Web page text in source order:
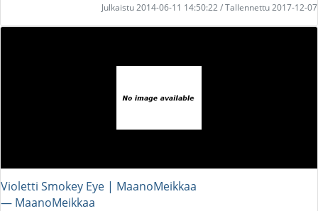
Julkaistu 2014-06-11 14:50:22 / Tallennettu 2017-12-07
Violetti Smokey Eye | MaanoMeikkaa
― MaanoMeikkaa